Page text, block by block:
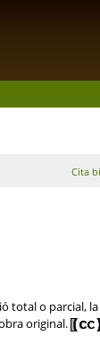
Cita
o parcial,
original.